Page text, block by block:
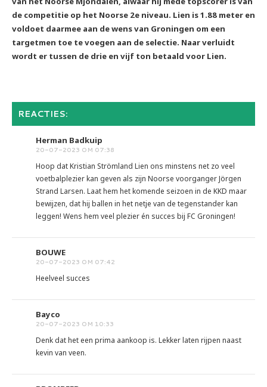
de competitie op het Noorse 2e niveau. Lien is 1.88 meter en
voldoet daarmee aan de wens van Groningen om een
targetmen toe te voegen aan de selectie. Naar verluidt
wordt er tussen de drie en vijf ton betaald voor Lien.
REACTIES:
Herman Badkuip
20-07-2023 OM 07:38
Hoop dat Kristian Strömland Lien ons minstens net zo veel
voetbalplezier kan geven als zijn Noorse voorganger Jörgen
Strand Larsen. Laat hem het komende seizoen in de KKD maar
bewijzen, dat hij ballen in het netje van de tegenstander kan
leggen! Wens hem veel plezier én succes bij FC Groningen!
BOUWE
20-07-2023 OM 07:42
Heelveel succes
Bayco
20-07-2023 OM 10:33
Denk dat het een prima aankoop is. Lekker laten rijpen naast
kevin van veen.